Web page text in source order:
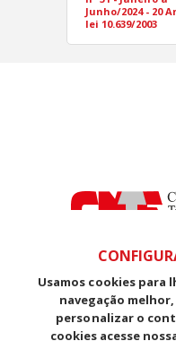
Junho/2024 - 20
lei 10.639/2003
SDS, Edifício
CEP:
Telefone (61) 3225-
Usamos cookies para
navegação
personalizar o
cookies acesse